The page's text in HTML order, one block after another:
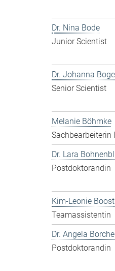
Dr. Nina Bode
Junior Scientist
Dr. Johanna
Senior Scientist
Melanie Böhmke
Sachbearbeiterin
Dr. Lara
Postdoktorandin
Kim-Leonie Boost
Teamassistentin
Dr. Angela
Postdoktorandin